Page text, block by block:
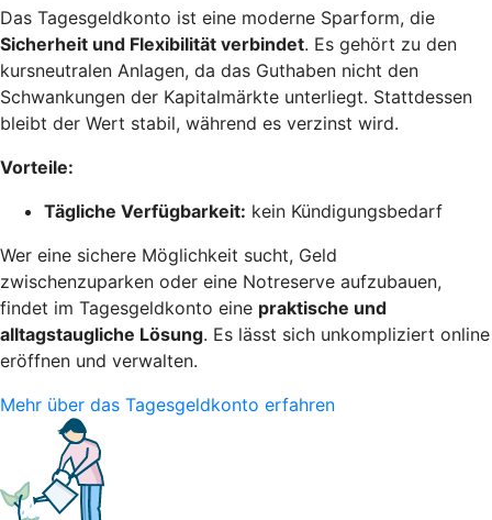
Das Tagesgeldkonto ist eine moderne Sparform, die
Sicherheit und Flexibilität verbindet. Es gehört zu den
kursneutralen Anlagen, da das Guthaben nicht den
Schwankungen der Kapitalmärkte unterliegt. Stattdessen
bleibt der Wert stabil, während es verzinst wird.
Vorteile:
Tägliche Verfügbarkeit: kein Kündigungsbedarf
Wer eine sichere Möglichkeit sucht, Geld
zwischenzuparken oder eine Notreserve aufzubauen,
findet im Tagesgeldkonto eine praktische und
alltagstaugliche Lösung. Es lässt sich unkompliziert online
eröffnen und verwalten.
Mehr über das Tagesgeldkonto erfahren